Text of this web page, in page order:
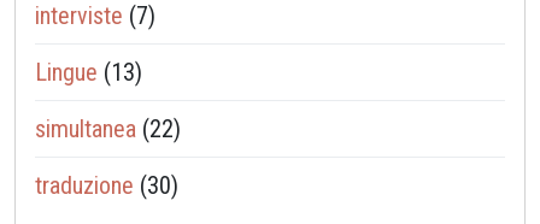
interviste (7)
Lingue (13)
simultanea (22)
traduzione (30)